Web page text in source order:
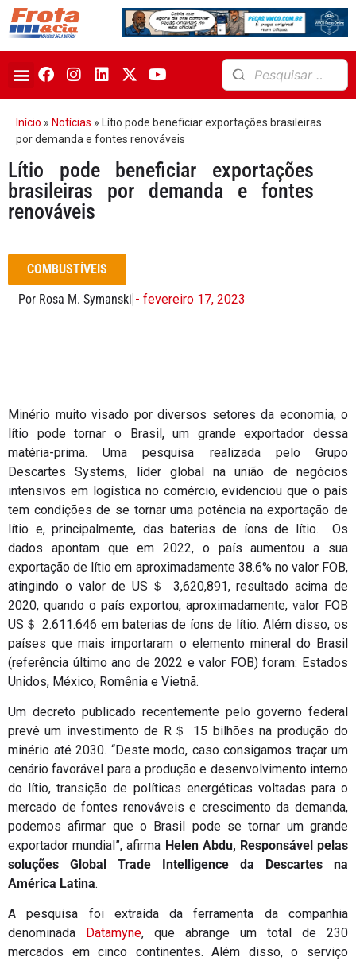
Início » Notícias » Lítio pode beneficiar exportações brasileiras
por demanda e fontes renováveis
Lítio pode beneficiar exportações
brasileiras por demanda e fontes
renováveis
COMBUSTÍVEIS
Por Rosa M. Symanski - fevereiro 17, 2023
Minério muito visado por diversos setores da economia, o
lítio pode tornar o Brasil, um grande exportador dessa
matéria-prima. Uma pesquisa realizada pelo Grupo
Descartes Systems, líder global na união de negócios
intensivos em logística no comércio, evidenciou que o país
tem condições de se tornar uma potência na exportação de
lítio e, principalmente, das baterias de íons de lítio. Os
dados apontam que em 2022, o país aumentou a sua
exportação de lítio em aproximadamente 38.6% no valor FOB,
atingindo o valor de US＄ 3,620,891, resultado acima de
2020, quando o país exportou, aproximadamente, valor FOB
US＄ 2.611.646 em baterias de íons de lítio. Além disso, os
países que mais importaram o elemento mineral do Brasil
(referência último ano de 2022 e valor FOB) foram: Estados
Unidos, México, Romênia e Vietnã.
Um decreto publicado recentemente pelo governo federal
prevê um investimento de R＄ 15 bilhões na produção do
minério até 2030. “Deste modo, caso consigamos traçar um
cenário favorável para a produção e desenvolvimento interno
do lítio, transição de políticas energéticas voltadas para o
mercado de fontes renováveis e crescimento da demanda,
podemos afirmar que o Brasil pode se tornar um grande
exportador mundial”, afirma Helen Abdu, Responsável pelas
soluções Global Trade Intelligence da Descartes na
América Latina.
A pesquisa foi extraída da ferramenta da companhia
denominada
Datamyne, que abrange um total de 230
mercados em cinco continentes. Além disso, o serviço